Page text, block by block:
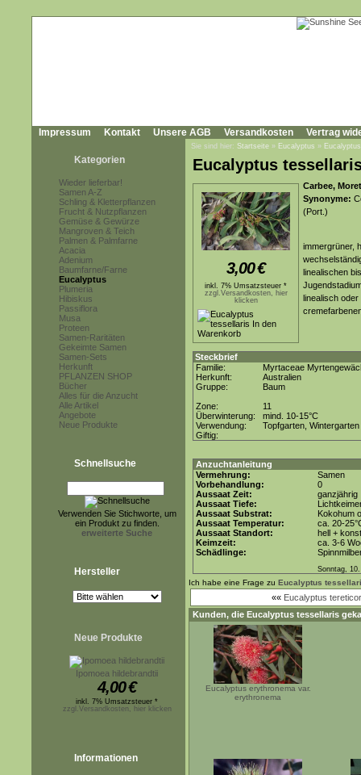
Impressum Kontakt Unsere AGB Versandkosten Vertrag
Kategorien
Wieder lieferbar!
Samen A-Z
Schling & Kletterpflanzen
Frucht & Nutzpflanzen
Gemüse & Gewürze
Mangroven & Teich
Palmen & Palmfarne
Acacia
Adenium
Baumfarne/Farne
Eucalyptus
Plumeria
Hibiskus
Passiflora
Musa
Proteen
Samen-Raritäten
Gekeimte Samen
Samen-Sets
Herkunft
PFLANZEN SHOP
Bücher
Alles für die Anzucht
Alle Artikel
Angebote
Neue Produkte
Schnellsuche
Verwenden Sie Stichworte, um
ein Produkt zu finden.
erweiterte Suche
Hersteller
Neue Produkte
Ipomoea hildebrandtii
4,00€
inkl. 7% Umsatzsteuer *
zzgl.Versandkosten, hier klicken
Informationen
Sie sind hier: Startseite » Eucalyptus »
Eucalyptus
3,00€
inkl. 7% Umsatzsteuer *
zzgl.Versandkosten, hier
klicken
Carbee,
Synonyme:
(Port.)
immergrüner,
linealischen
linealisch
Steckbrief
Familie:
Myrtaceae
Herkunft:
Australien
Gruppe:
Baum
Zone:
11
Überwinterung:
mind. 10-15°C
Verwendung:
Topfgarten, Wintergarten
Giftig:
Anzuchtanleitung
Vermehrung:
Samen
Vorbehandlung:
0
Aussaat Zeit:
ganzjährig
Aussaat Tiefe:
Aussaat Substrat:
Kokohum
Aussaat Temperatur:
ca. 20-
Aussaat Standort:
hell +
Keimzeit:
ca. 3-6
Schädlinge:
Sonntag,
Ich habe eine Frage zu Eucalyptus
«« Eucalyptus
Kunden, die Eucalyptus tessellaris
Eucalyptus erythronema var.
erythronema